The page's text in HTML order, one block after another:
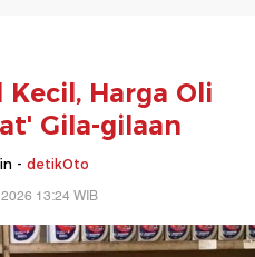
Harga Oli
Gila-gilaan
- detikOto
13:24 WIB